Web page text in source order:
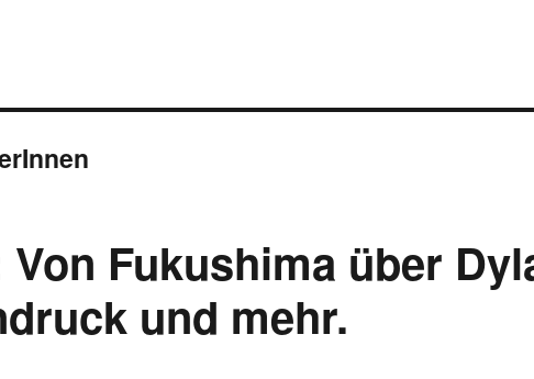
Fukushima über
und mehr.